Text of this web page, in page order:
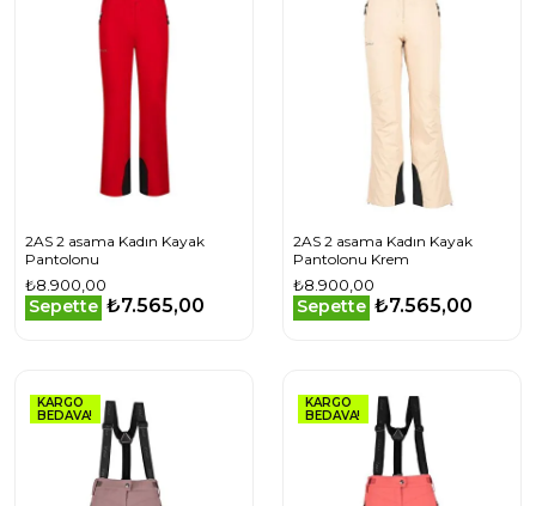
2AS 2 asama Kadın Kayak
Pantolonu
₺8.900,00
Sepette ₺7.565,00
2AS 2 asama Kadın Kayak
Pantolonu Krem
₺8.900,00
Sepette ₺7.565,00
KARGO
BEDAVA!
KARGO
BEDAVA!